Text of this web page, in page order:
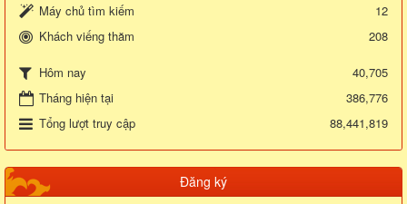
Máy chủ tìm kiếm
12
Khách viếng thăm
208
Hôm nay
40,705
Tháng hiện tại
386,776
Tổng lượt truy cập
88,441,819
Đăng ký